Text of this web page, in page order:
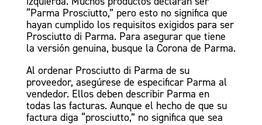
“Parma Prosciutto,” pero esto no significa que
hayan cumplido los requisitos exigidos para ser
Prosciutto di Parma. Para asegurar que tiene
la versión genuina, busque la Corona de Parma.
Al ordenar Prosciutto di Parma de su
proveedor, asegúrese de especificar Parma al
vendedor. Ellos deben describir Parma en
todas las facturas. Aunque el hecho de que su
factura diga “prosciutto,” no significa que sea